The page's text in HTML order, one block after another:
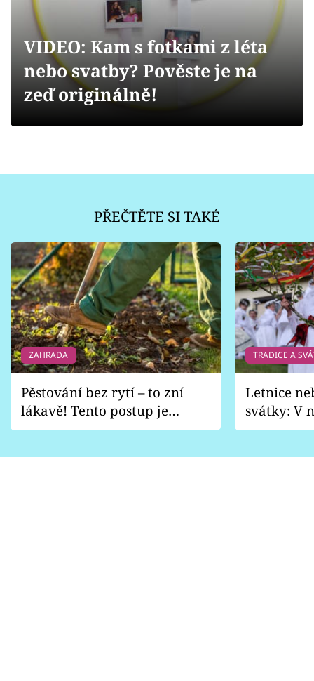
Přihlášení
Sledujte nás
VIDEO: Kam s fotkami z léta
nebo svatby? Pověste je na
zeď originálně!
PŘEČTĚTE SI TAKÉ
ZAHRADA
Pěstování bez rytí – to zní
lákavě! Tento postup je
vhodný jen pro některé
TRADICE A
Letnice
svátky: V
pondělí